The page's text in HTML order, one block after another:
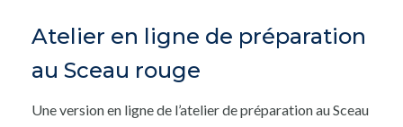
Atelier en ligne de préparation
au Sceau rouge
Une version en ligne de l’atelier de préparation au Sceau